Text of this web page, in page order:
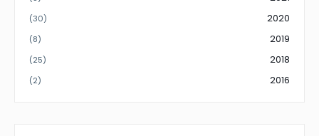
2020
(30)
2019
(8)
2018
(25)
2016
(2)